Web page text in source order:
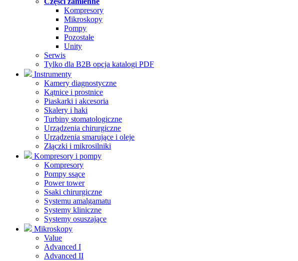
Kompresory
Mikroskopy
Pompy
Pozostałe
Unity
Serwis
Tylko dla B2B opcja katalogi PDF
Instrumenty
Kamery diagnostyczne
Kątnice i prostnice
Piaskarki i akcesoria
Skalery i haki
Turbiny stomatologiczne
Urządzenia chirurgiczne
Urządzenia smarujące i oleje
Złączki i mikrosilniki
Kompresory i pompy
Kompresory
Pompy ssące
Power tower
Ssaki chirurgiczne
Systemu amalgamatu
Systemy kliniczne
Systemy osuszające
Mikroskopy
Value
Advanced I
Advanced II